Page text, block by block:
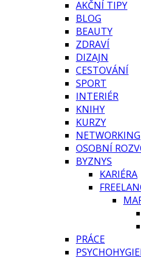
AKČNÍ TIPY
BLOG
BEAUTY
ZDRAVÍ
DIZAJN
CESTOVÁNÍ
SPORT
INTERIÉR
KNIHY
KURZY
NETWORKING
OSOBNÍ
BYZNYS
KARIÉRA
PRÁCE